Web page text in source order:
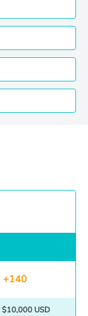
+140
$10,000 USD